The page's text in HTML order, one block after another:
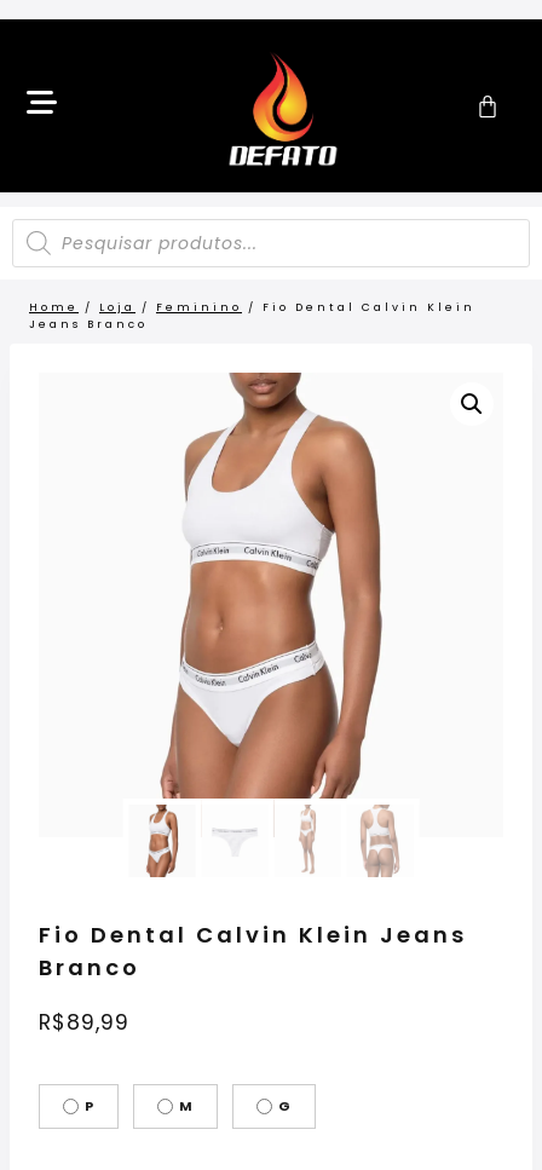
Home / Loja / Feminino /
Fio Dental Calvin Klein
Jeans Branco
Fio Dental Calvin Klein Jeans
Branco
R$89,99
P M G